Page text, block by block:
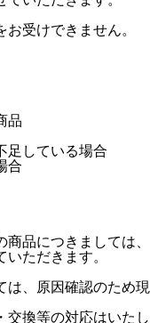
受けできません。
品
足している場合
合
品につきましては、
ただきます。
は、原因確認のため現
交換等の対応はいたし